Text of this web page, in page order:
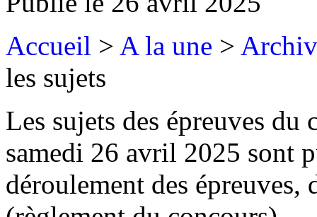
Accueil > A la une >
les sujets
Les sujets des épreuves
samedi 26 avril 2025 sont
déroulement des épreuves,